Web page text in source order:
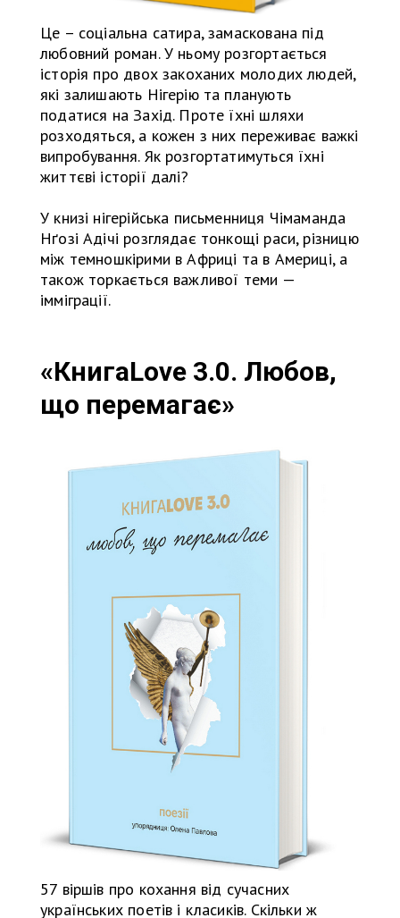
Це – соціальна сатира, замаскована під
любовний роман. У ньому розгортається
історія про двох закоханих молодих людей,
які залишають Нігерію та планують
податися на Захід. Проте їхні шляхи
розходяться, а кожен з них переживає важкі
випробування. Як розгортатимуться їхні
життєві історії далі?
У книзі нігерійська письменниця Чімаманда
Нґозі Адічі розглядає тонкощі раси, різницю
між темношкірими в Африці та в Америці, а
також торкається важливої теми —
імміграції.
«КнигаLove 3.0. Любов,
що перемагає»
57 віршів про кохання від сучасних
українських поетів і класиків. Скільки ж